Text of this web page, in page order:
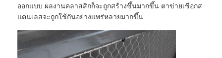
ออกแบบ ผลงานคลาสสิกก็จะถูกสร้างขึ้นมากขึ้น ตาข่ายเชือกส
แตนเลสจะถูกใช้กันอย่างแพร่หลายมากขึ้น